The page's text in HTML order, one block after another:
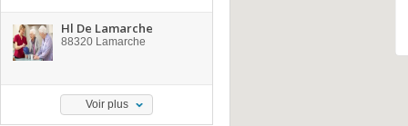
Hl De Lamarche
88320 Lamarche
Voir plus